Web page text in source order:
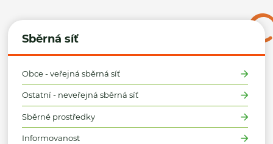
Sběrná síť
Obce - veřejná sběrná síť
Ostatní - neveřejná sběrná síť
Sběrné prostředky
Informovanost